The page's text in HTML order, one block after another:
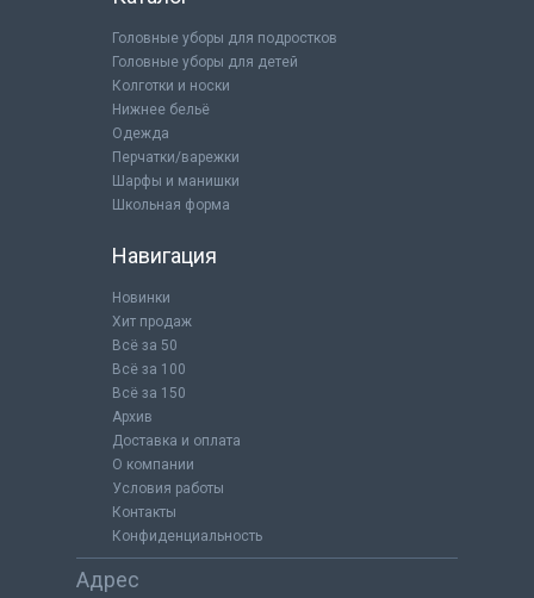
Головные уборы для подростков
Головные уборы для детей
Колготки и носки
Нижнее бельё
Одежда
Перчатки/варежки
Шарфы и манишки
Школьная форма
Навигация
Новинки
Хит продаж
Всё за 50
Всё за 100
Всё за 150
Архив
Доставка и оплата
О компании
Условия работы
Контакты
Конфиденциальность
Адрес